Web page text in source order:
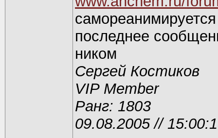
последнее
ником
Сергей Костиков
VIP Member
Ранг: 1803
09.08.2005 //